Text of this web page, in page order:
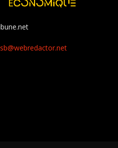
sb@webredactor.net